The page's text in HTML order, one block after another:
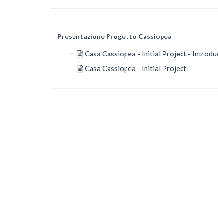
Presentazione Progetto Cassiopea
Casa Cassiopea - Initial Project -
Casa Cassiopea - Initial Project